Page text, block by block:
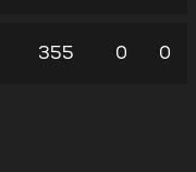
355 0 0